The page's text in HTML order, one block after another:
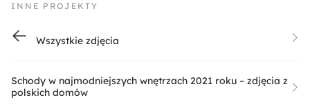
INNE PROJEKTY
Wszystkie zdjęcia
Schody w najmodniejszych wnętrzach 2021 roku – zdjęcia z
polskich domów